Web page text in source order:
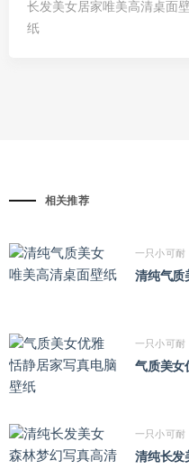
长发美女居家唯美高清桌面
纸
相关推荐
一只小可耐
清纯气质
一只小可耐
气质美女
一只小可耐
清纯长发